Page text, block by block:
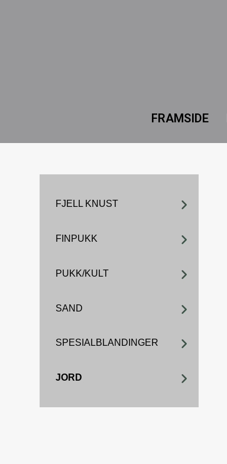
FRAMSIDE
FJELL KNUST
FINPUKK
PUKK/KULT
SAND
SPESIALBLANDINGER
JORD